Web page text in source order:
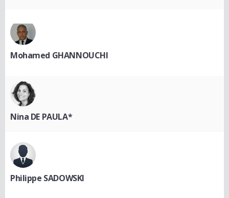
Mohamed GHANNOUCHI
Nina DE PAULA*
Philippe SADOWSKI